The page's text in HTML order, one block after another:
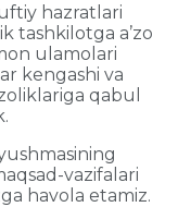
hazratlari
tashkilotga a’zo
ulamolari
kengashi va
qabul
vazifalari
havola etamiz.